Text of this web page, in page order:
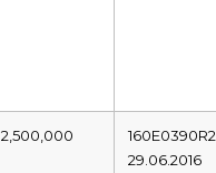
2,500,000
29.06.2016